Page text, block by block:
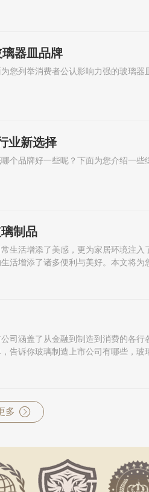
器皿品牌
您列举消费者公认影响力强的玻璃器
业新选择
个品牌好一些呢？下面为您介绍一些
制品
生活增添了美感，更为家居环境注入
增添了诸多便利与美好。本文将为
涵盖了从金融到制造到消费的各行
诉你玻璃制造上市公司有哪些，玻
多